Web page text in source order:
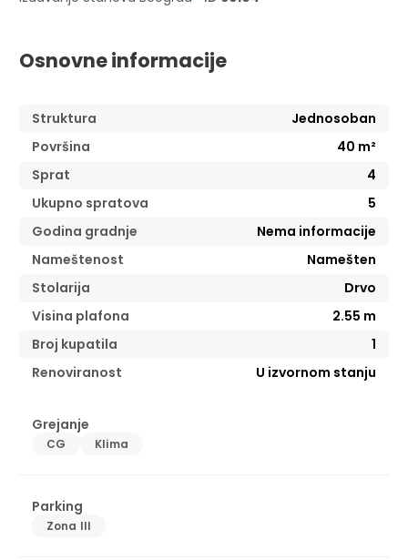
Osnovne informacije
Struktura
Jednosoban
Površina
40 m²
Sprat
4
Ukupno spratova
5
Godina gradnje
Nema informacije
Nameštenost
Namešten
Stolarija
Drvo
Visina plafona
2.55 m
Broj kupatila
1
Renoviranost
U izvornom stanju
Grejanje
CG Klima
Parking
Zona III